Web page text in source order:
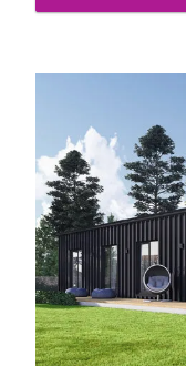
un’eccellente